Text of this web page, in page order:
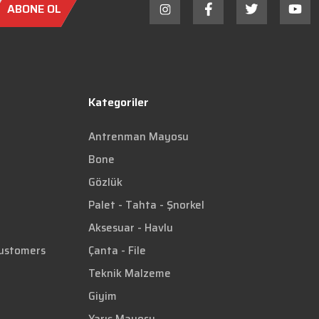
ABONE OL
Kategoriler
Antrenman Mayosu
Bone
Gözlük
Palet - Tahta - Şnorkel
Aksesuar - Havlu
Çanta - File
Teknik Malzeme
Giyim